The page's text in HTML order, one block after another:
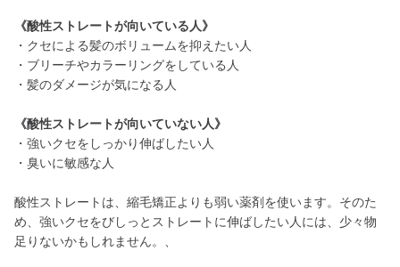
《酸性ストレートが向いている人》
・クセによる髪のボリュームを抑えたい人
・ブリーチやカラーリングをしている人
・髪のダメージが気になる人
《酸性ストレートが向いていない人》
・強いクセをしっかり伸ばしたい人
・臭いに敏感な人
酸性ストレートは、縮毛矯正よりも弱い薬剤を使います。そのた
め、強いクセをびしっとストレートに伸ばしたい人には、少々物
足りないかもしれません。、